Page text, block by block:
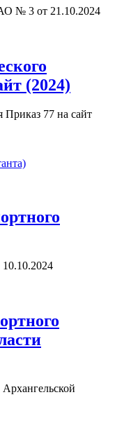
АО № 3 от 21.10.2024
(2024)
Приказ 77 на сайт
10.10.2024
Архангельской